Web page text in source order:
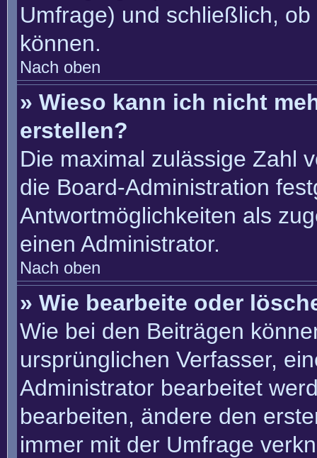
Umfrage) und schließlich,
können.
Nach oben
» Wieso kann ich nicht
erstellen?
Die maximal zulässige Zahl
die Board-Administration
Antwortmöglichkeiten als
einen Administrator.
Nach oben
» Wie bearbeite oder
Wie bei den Beiträgen
ursprünglichen Verfasser,
Administrator bearbeitet
bearbeiten, ändere den
immer mit der Umfrage